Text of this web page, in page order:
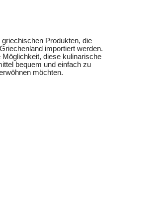
Produkten, die
importiert werden.
diese kulinarische
bequem und einfach zu
möchten.